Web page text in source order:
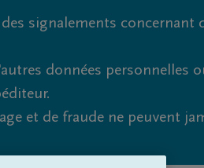
signalements concernant
données personnelles
et de fraude ne peuvent